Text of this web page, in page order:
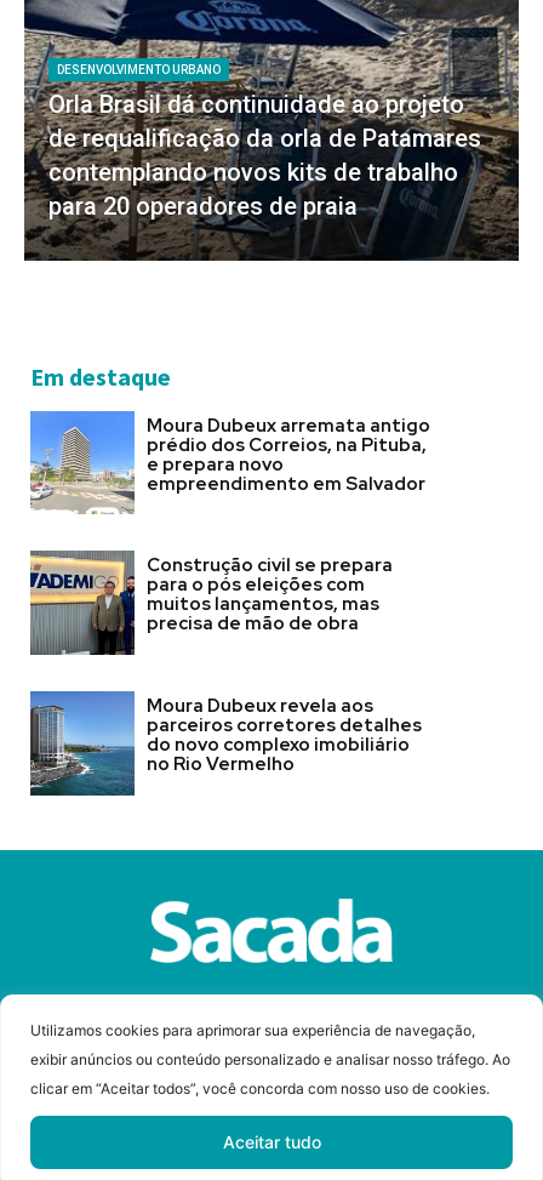
Utilizamos cookies para aprimorar sua experiência de navegação,
exibir anúncios ou conteúdo personalizado e analisar nosso tráfego. Ao
clicar em “Aceitar todos”, você concorda com nosso uso de cookies.
Aceitar tudo
DESENVOLVIMENTO URBANO
Orla Brasil dá continuidade ao projeto
de requalificação da orla de Patamares
contemplando novos kits de trabalho
para 20 operadores de praia
Em destaque
Moura Dubeux arremata antigo
prédio dos Correios, na Pituba,
e prepara novo
empreendimento em Salvador
Construção civil se prepara
para o pós eleições com
muitos lançamentos, mas
precisa de mão de obra
Moura Dubeux revela aos
parceiros corretores detalhes
do novo complexo imobiliário
no Rio Vermelho
Desenvolvido por